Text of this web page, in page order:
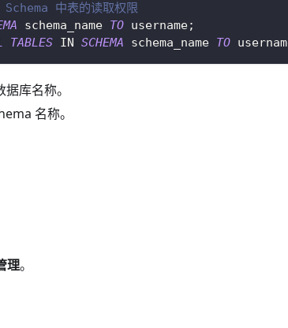
中表的读取权限
schema_name TO username;
TABLES IN SCHEMA schema_name TO
据库名称。
名称。
理。